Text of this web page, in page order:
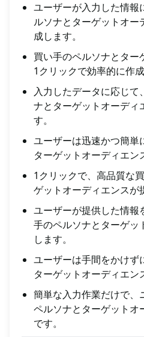
ユーザーが入力した情報
ルソナとターゲットオー
成します。
買い手のペルソナとター
1クリックで効率的に作成
入力したデータに応じて
ナとターゲットオーディ
す。
ユーザーは迅速かつ簡単
ターゲットオーディエン
1クリックで、高品質な
ゲットオーディエンスが
ユーザーが提供した情報
手のペルソナとターゲッ
します。
ユーザーは手間をかけず
ターゲットオーディエン
簡単な入力作業だけで、
ペルソナとターゲットオ
です。